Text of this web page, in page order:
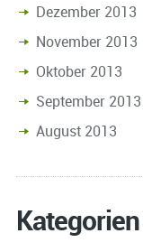
Dezember 2013
November 2013
Oktober 2013
September 2013
August 2013
Kategorien